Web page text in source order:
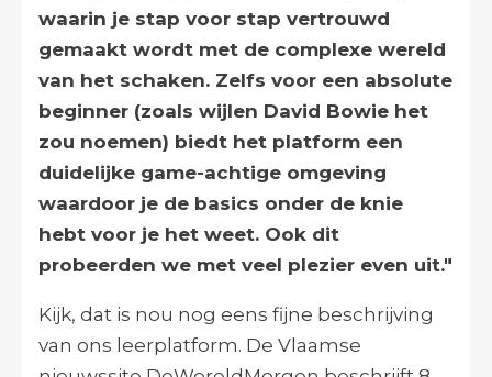
waarin je stap voor stap vertrouwd
gemaakt wordt met de complexe wereld
van het schaken. Zelfs voor een absolute
beginner (zoals wijlen David Bowie het
zou noemen) biedt het platform een
duidelijke game-achtige omgeving
waardoor je de basics onder de knie
hebt voor je het weet. Ook dit
probeerden we met veel plezier even uit."
Kijk, dat is nou nog eens fijne beschrijving
van ons leerplatform. De Vlaamse